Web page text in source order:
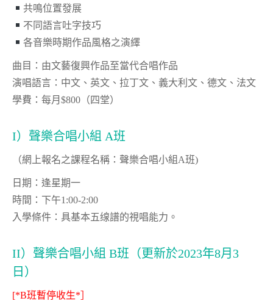
共鳴位置發展
不同語言吐字技巧
各音樂時期作品風格之演繹
曲目：由文藝復興作品至當代合唱作品
演唱語言：中文、英文、拉丁文、義大利文、德文、法文
學費：每月$800（四堂）
I）聲樂合唱小組 A班
（網上報名之課程名稱：聲樂合唱小組A班)
日期：逢星期一
時間：下午1:00-2:00
入學條件：具基本五缐譜的視唱能力。
II）聲樂合唱小組 B班（更新於2023年8月3
日）
[*B班暫停收生*］